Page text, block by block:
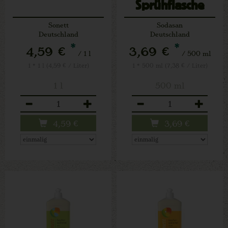
Sonett
Deutschland
4,59 € * / 1 l
4,59 €
Sprühflasche
Sodasan
Deutschland
3,69 € * / 500 ml
3,69 €